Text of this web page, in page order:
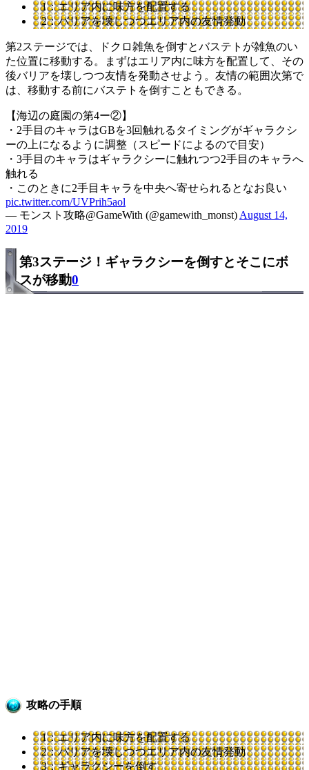
1：エリア内に味方を配置する
2：バリアを壊しつつエリア内の友情発動
第2ステージでは、ドクロ雑魚を倒すとバステトが雑魚のい
た位置に移動する。まずはエリア内に味方を配置して、その
後バリアを壊しつつ友情を発動させよう。友情の範囲次第で
は、移動する前にバステトを倒すこともできる。
【海辺の庭園の第4ー②】
・2手目のキャラはGBを3回触れるタイミングがギャラクシ
ーの上になるように調整（スピードによるので目安）
・3手目のキャラはギャラクシーに触れつつ2手目のキャラへ
触れる
・このときに2手目キャラを中央へ寄せられるとなお良い
pic.twitter.com/UVPrih5aol
— モンスト攻略@GameWith (@gamewith_monst) August 14,
2019
第3ステージ！ギャラクシーを倒すとそこにボ
スが移動0
攻略の手順
1：エリア内に味方を配置する
2：バリアを壊しつつエリア内の友情発動
3：ギャラクシーを倒す